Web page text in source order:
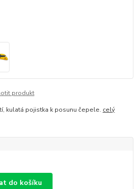
produkt
kulatá pojistka k posunu čepele. celý
do košíku